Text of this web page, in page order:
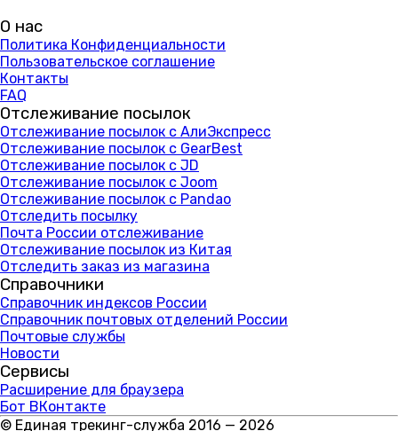
О нас
Политика Конфиденциальности
Пользовательское соглашение
Контакты
FAQ
Отслеживание посылок
Отслеживание посылок с АлиЭкспресс
Отслеживание посылок с GearBest
Отслеживание посылок с JD
Отслеживание посылок с Joom
Отслеживание посылок с Pandao
Отследить посылку
Почта России отслеживание
Отслеживание посылок из Китая
Отследить заказ из магазина
Справочники
Справочник индексов России
Справочник почтовых отделений России
Почтовые службы
Новости
Сервисы
Расширение для браузера
Бот ВКонтакте
© Единая трекинг-служба 2016 — 2026